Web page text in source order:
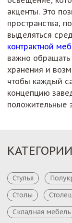
акценты. Это
пространства,
выделяться
контрактной
важно
хранения и
чтобы каждый
концепцию
положительные
КАТЕГОРИИ
Стулья
Столы
Складная мебель